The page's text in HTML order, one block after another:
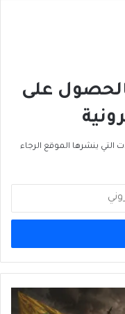
على
التي ينشرها الموقع الرجاء